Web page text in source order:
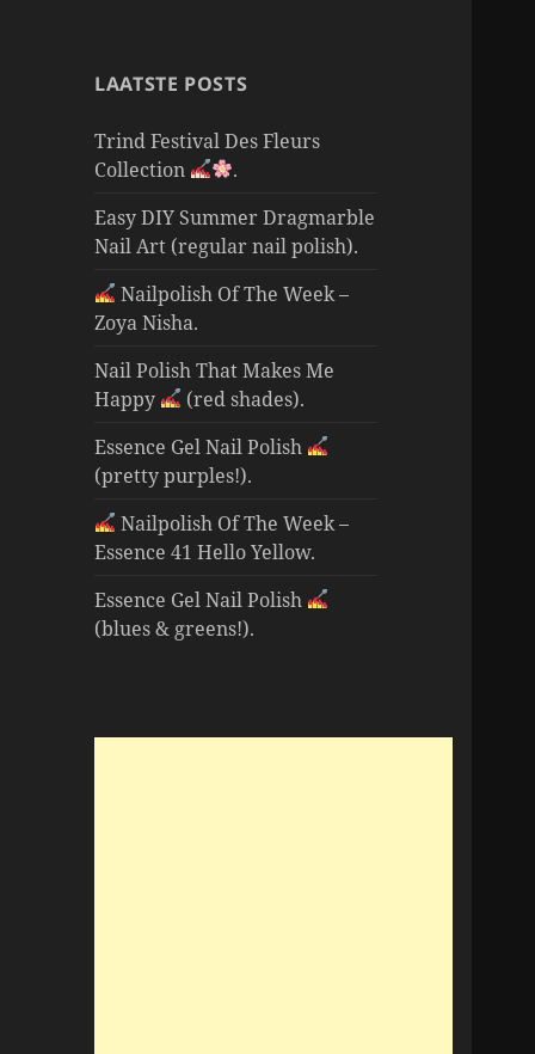
LAATSTE POSTS
Trind Festival Des Fleurs
Collection
.
Easy DIY Summer Dragmarble
Nail Art (regular nail polish).
Nailpolish Of The Week –
Zoya Nisha.
Nail Polish That Makes Me
Happy
(red shades).
Essence Gel Nail Polish
(pretty purples!).
Nailpolish Of The Week –
Essence 41 Hello Yellow.
Essence Gel Nail Polish
(blues & greens!).